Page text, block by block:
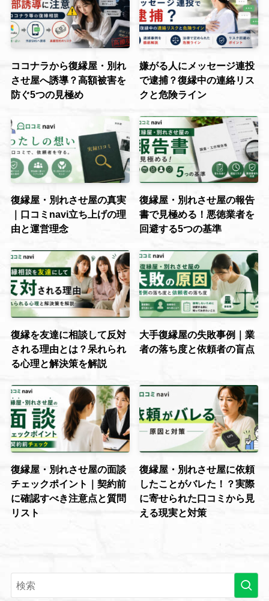
ココナラから復縁屋・別れ
させ屋へ誘導？高額被害を
防ぐ5つの見極め
嫌がる人にメッセージ連投
で逮捕？復縁中の連絡リス
クと危険ライン
復縁屋・別れさせ屋の真実
｜口コミnavi立ち上げの理
由と運営理念
復縁屋・別れさせ屋の報告
書で見極める！悪徳業者を
回避する5つの基準
復縁を友達に相談して反対
される理由とは？呆れられ
る心理と解決策を解説
大手復縁屋の失敗事例｜業
者の落ち度と依頼者の盲点
復縁屋・別れさせ屋の面談
チェックポイント｜契約前
に確認すべき注意点と質問
リスト
復縁屋・別れさせ屋に依頼
したことがバレた！？実際
に寄せられた口コミから見
える現実と対策